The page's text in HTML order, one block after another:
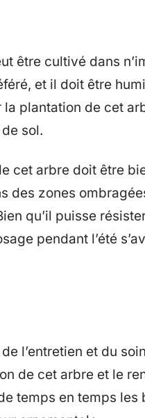
être cultivé dans
et il doit être
plantation de cet
sol.
cet arbre doit être
des zones
qu’il puisse
pendant l’été
l’entretien et du
de cet arbre et le
temps en temps